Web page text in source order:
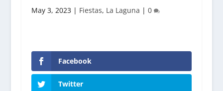
May 3, 2023 | Fiestas, La Laguna | 0
Facebook
Twitter